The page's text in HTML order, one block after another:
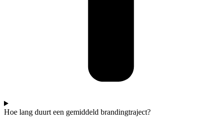
Hoe lang duurt een gemiddeld brandingtraject?